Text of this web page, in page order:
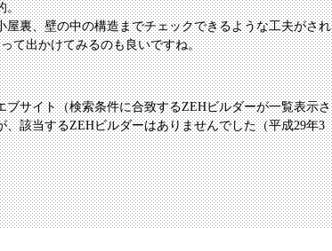
。
裏、壁の中の構造までチェックできるような工夫がされ
て出かけてみるのも良いですね。
サイト（検索条件に合致するZEHビルダーが一覧表示さ
該当するZEHビルダーはありませんでした（平成29年3